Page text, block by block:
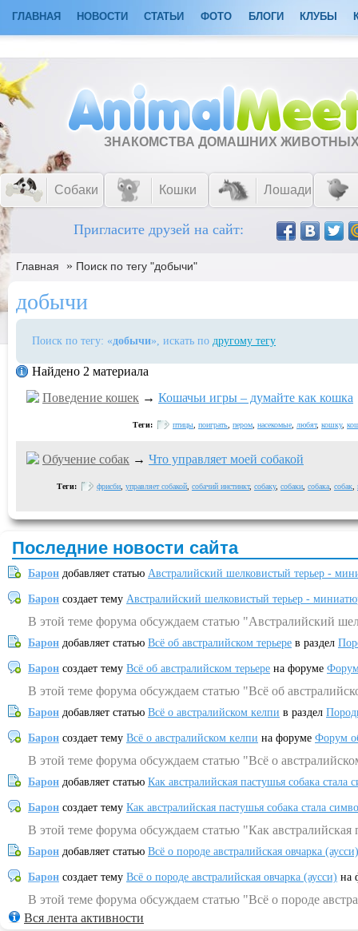
ГЛАВНАЯ НОВОСТИ СТАТЬИ ФОТО БЛОГИ КЛУБЫ
ЗНАКОМСТВА ДОМАШНИХ
Собаки Кошки Лошади
Пригласите друзей на сайт:
Главная » Поиск по тегу "добычи"
добычи
Поиск по тегу: «добычи», искать по другому тегу
Найдено 2 материала
Поведение кошек → Кошачьи игры – думайте как кошка
Теги: птицы поиграть пером насекомые любят, кошку,
Обучение собак → Что управляет моей собакой
Теги: фрисби управляет собакой собачий инстинкт, собаку, собаки собака собак
Последние новости сайта
Барон добавляет статью Австралийский шелковистый терьер -
Барон создает тему Австралийский шелковистый терьер -
В этой теме форума обсуждаем статью "Австралийский
Барон добавляет статью Всё об австралийском терьере в раздел
Барон создает тему Всё об австралийском терьере на форуме
В этой теме форума обсуждаем статью "Всё об
Барон добавляет статью Всё о австралийском келпи в раздел
Барон создает тему Всё о австралийском келпи на форуме Форум
В этой теме форума обсуждаем статью "Всё о
Барон добавляет статью Как австралийская пастушья собака
Барон создает тему Как австралийская пастушья собака стала
В этой теме форума обсуждаем статью "Как
Барон добавляет статью Всё о породе австралийская овчарка (аусси)
Барон создает тему Всё о породе австралийская овчарка (аусси) на
В этой теме форума обсуждаем статью "Всё о породе
Вся лента активности